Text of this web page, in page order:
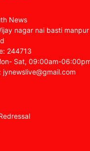
News
nagar nai basti
244713
Sat, 09:00am-
jynewslive@gmail.com